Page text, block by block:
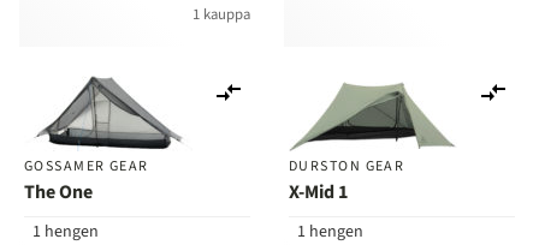
1 kauppa
GOSSAMER GEAR
The One
1 hengen
vertailuun
DURSTON GEAR
X-Mid 1
1 hengen